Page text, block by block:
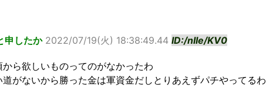
申したか 2022/07/19(火) 18:38:49.44 ID:/nIIe/KV0
から欲しいものってのがなかったわ
道がないから勝った金は軍資金だしとりあえずパチやってるわ